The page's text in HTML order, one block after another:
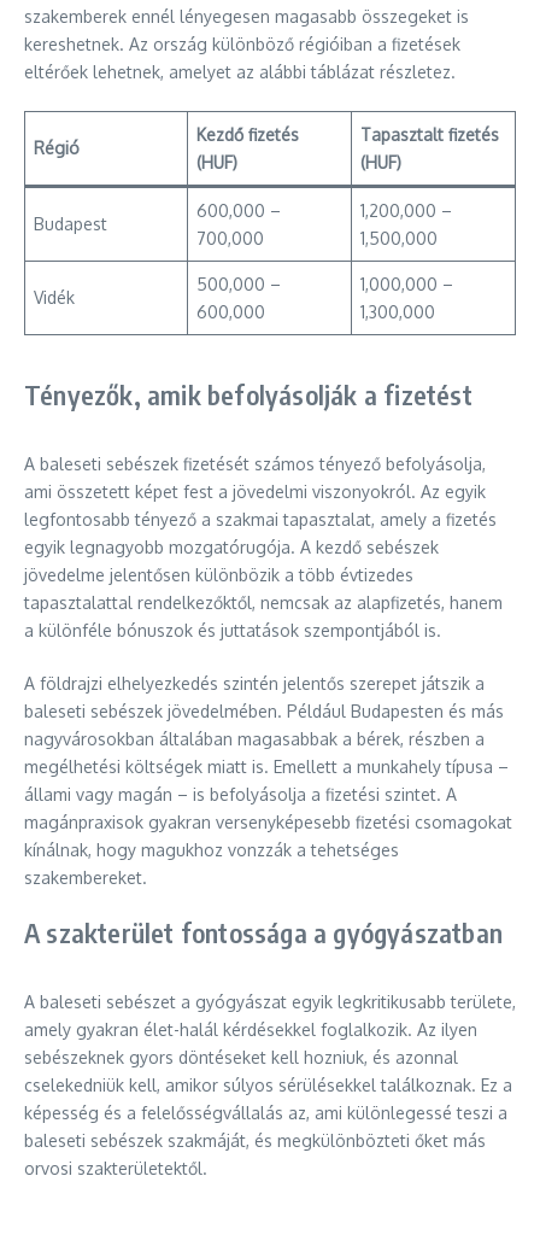
szakemberek ennél lényegesen magasabb összegeket is
kereshetnek. Az ország különböző régióiban a fizetések
eltérőek lehetnek, amelyet az alábbi táblázat részletez.
Régió
Kezdő fizetés
(HUF)
Tapasztalt fizetés
(HUF)
Budapest
600,000 –
700,000
1,200,000 –
1,500,000
Vidék
500,000 –
600,000
1,000,000 –
1,300,000
Tényezők, amik befolyásolják a fizetést
A baleseti sebészek fizetését számos tényező befolyásolja,
ami összetett képet fest a jövedelmi viszonyokról. Az egyik
legfontosabb tényező a szakmai tapasztalat, amely a fizetés
egyik legnagyobb mozgatórugója. A kezdő sebészek
jövedelme jelentősen különbözik a több évtizedes
tapasztalattal rendelkezőktől, nemcsak az alapfizetés, hanem
a különféle bónuszok és juttatások szempontjából is.
A földrajzi elhelyezkedés szintén jelentős szerepet játszik a
baleseti sebészek jövedelmében. Például Budapesten és más
nagyvárosokban általában magasabbak a bérek, részben a
megélhetési költségek miatt is. Emellett a munkahely típusa –
állami vagy magán – is befolyásolja a fizetési szintet. A
magánpraxisok gyakran versenyképesebb fizetési csomagokat
kínálnak, hogy magukhoz vonzzák a tehetséges
szakembereket.
A szakterület fontossága a gyógyászatban
A baleseti sebészet a gyógyászat egyik legkritikusabb területe,
amely gyakran élet-halál kérdésekkel foglalkozik. Az ilyen
sebészeknek gyors döntéseket kell hozniuk, és azonnal
cselekedniük kell, amikor súlyos sérülésekkel találkoznak. Ez a
képesség és a felelősségvállalás az, ami különlegessé teszi a
baleseti sebészek szakmáját, és megkülönbözteti őket más
orvosi szakterületektől.